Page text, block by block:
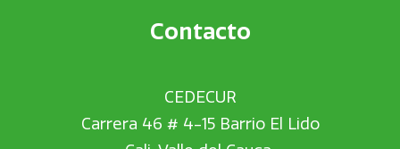
Contacto
CEDECUR
Carrera 46 # 4-15 Barrio El Lido